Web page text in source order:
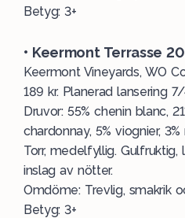
Betyg: 3+
• Keermont Terrasse
Keermont Vineyards, WO
189 kr. Planerad lansering
Druvor: 55% chenin blanc,
chardonnay, 5% viognier,
Torr, medelfyllig.
inslag av nötter.
Omdöme: Trevlig, smakrik
Betyg: 3+